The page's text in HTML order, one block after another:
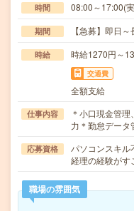
時間 08:00～17:00(
期間 【急募】即日
時給 時給1270円～
交通費
全額支給
仕事内容
＊小口現金管
力＊勤怠デー
応募資格
パソコンスキル
経理の経験がす
職場の雰囲気